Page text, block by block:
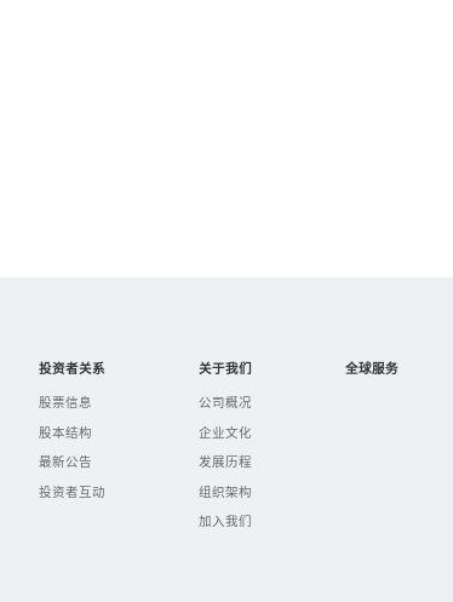
投资者关系
股票信息
股本结构
最新公告
投资者互动
关于我们
公司概况
企业文化
发展历程
组织架构
加入我们
全球服务